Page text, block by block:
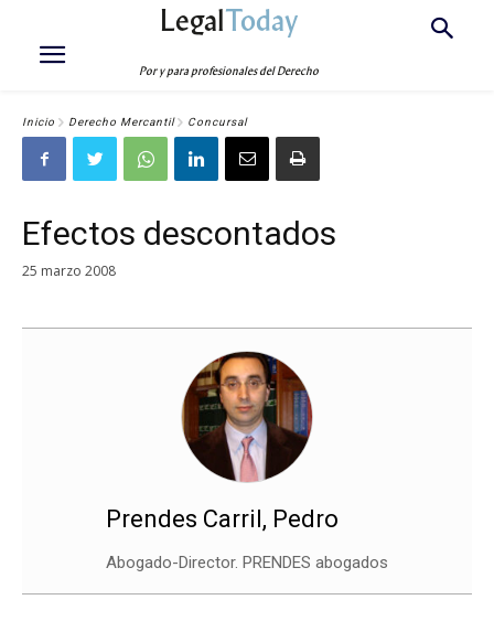
LegalToday
Por y para profesionales del Derecho
Inicio Derecho Mercantil Concursal
Efectos descontados
25 marzo 2008
Prendes Carril, Pedro
Abogado-Director. PRENDES abogados